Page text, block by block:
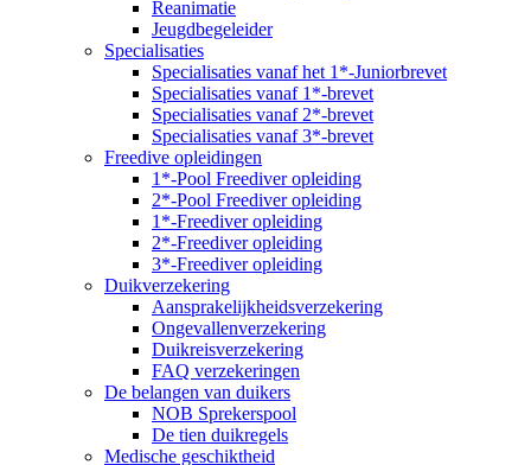
Reanimatie
Jeugdbegeleider
Specialisaties
Specialisaties vanaf het 1*-Juniorbrevet
Specialisaties vanaf 1*-brevet
Specialisaties vanaf 2*-brevet
Specialisaties vanaf 3*-brevet
Freedive opleidingen
1*-Pool Freediver opleiding
2*-Pool Freediver opleiding
1*-Freediver opleiding
2*-Freediver opleiding
3*-Freediver opleiding
Duikverzekering
Aansprakelijkheidsverzekering
Ongevallenverzekering
Duikreisverzekering
FAQ verzekeringen
De belangen van duikers
NOB Sprekerspool
De tien duikregels
Medische geschiktheid